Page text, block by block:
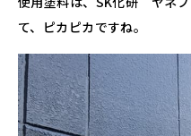
て、ピカピカですね。